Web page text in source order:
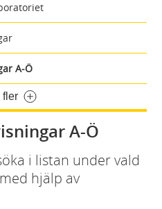
A-Ö
fler
A-Ö
i listan under vald
hjälp av